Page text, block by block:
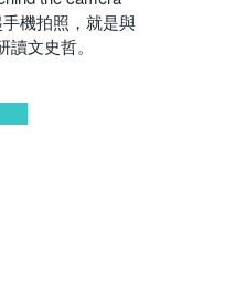
機拍照，就是與
文史哲。